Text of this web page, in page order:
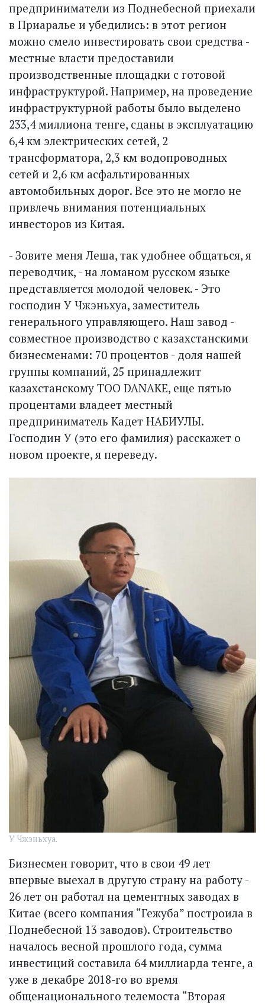
предприниматели из Поднебесной приехали
в Приаралье и убедились: в этот регион
можно смело инвестировать свои средства -
местные власти предоставили
производственные площадки с готовой
инфраструктурой. Например, на проведение
инфраструктурной работы было выделено
233,4 миллиона тенге, сданы в эксплуатацию
6,4 км электрических сетей, 2
трансформатора, 2,3 км водопроводных
сетей и 2,6 км асфальтированных
автомобильных дорог. Все это не могло не
привлечь внимания потенциальных
инвесторов из Китая.
- Зовите меня Леша, так удобнее общаться, я
переводчик, - на ломаном русском языке
представляется молодой человек. - Это
господин У Чжэньхуа, заместитель
генерального управляющего. Наш завод -
совместное производство с казахстанскими
бизнесменами: 70 процентов - доля нашей
группы компаний, 25 принадлежит
казахстанскому ТОО DANAKE, еще пятью
процентами владеет местный
предприниматель Кадет НАБИУЛЫ.
Господин У (это его фамилия) расскажет о
новом проекте, я переведу.
У Чжэньхуа.
Бизнесмен говорит, что в свои 49 лет
впервые выехал в другую страну на работу -
26 лет он работал на цементных заводах в
Китае (всего компания “Гежуба” построила в
Поднебесной 13 заводов). Строительство
началось весной прошлого года, сумма
инвестиций составила 64 миллиарда тенге, а
уже в декабре 2018-го во время
общенационального телемоста “Вторая